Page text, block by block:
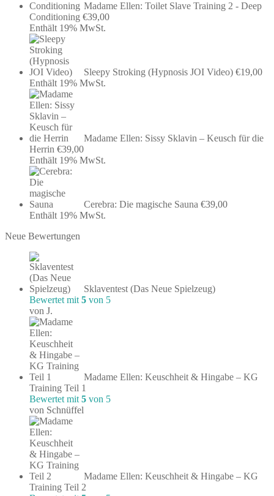
Madame Ellen: Toilet Slave Training 2 - Deep
Conditioning €39,00
Enthält 19% MwSt.
Sleepy Stroking (Hypnosis JOI Video) €19,00
Enthält 19% MwSt.
Madame Ellen: Sissy Sklavin – Keusch für die
Herrin €39,00
Enthält 19% MwSt.
Cerebra: Die magische Sauna €39,00
Enthält 19% MwSt.
Neue Bewertungen
Sklaventest (Das Neue Spielzeug)
Bewertet mit 5 von 5
von J.
Madame Ellen: Keuschheit & Hingabe – KG
Training Teil 1
Bewertet mit 5 von 5
von Schnüffel
Madame Ellen: Keuschheit & Hingabe – KG
Training Teil 2